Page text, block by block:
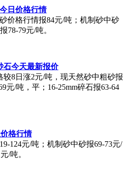
日价格行情
价格行情报84元/吨；机制砂中砂
78-79元/吨。
石今天最新报价
较8日涨2元/吨，现天然砂中粗砂报
元/吨，平；16-25mm碎石报63-64
格行情
124元/吨；机制砂中砂报69-73元/
/吨。